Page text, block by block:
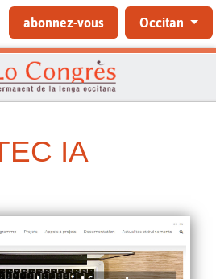
abonnez-vous Occitan
IA